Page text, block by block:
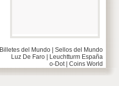
Billetes del Mundo
Sellos del Mundo
Luz De Faro
Leuchtturm España
o-Dot| Coins World